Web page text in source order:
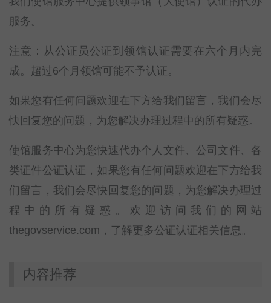
服务。
注意：从公证员公证到领馆认证需要在六个月内完
成。超过6个月领馆可能不予认证。
如果您有任何问题欢迎在下方给我们留言，我们会尽
快回复您的问题，为您解决办理过程中的所有疑惑。
使馆服务中心为您快速代办个人文件、公司文件、各
类证件公证认证，如果您有任何问题欢迎在下方给我
们留言，我们会尽快回复您的问题，为您解决办理过
程中的所有疑惑。欢迎访问我们的网站
thegovservice.com，了解更多公证认证相关信息。
内容推荐